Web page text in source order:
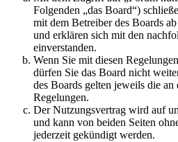
Folgenden „das Board“)
mit dem Betreiber des Boards
und erklären sich mit den
einverstanden.
Wenn Sie mit diesen
dürfen Sie das Board nicht
des Boards gelten jeweils die
Regelungen.
Der Nutzungsvertrag wird auf
und kann von beiden Seiten
jederzeit gekündigt werden.